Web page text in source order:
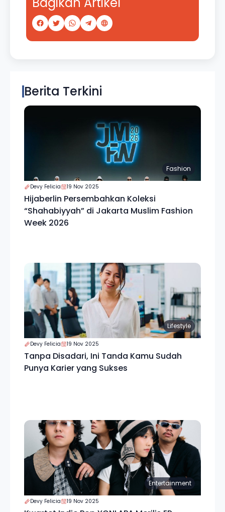
Berita Terkini
Fashion
Devy Felicia 19 Nov 2025
Hijaberlin Persembahkan Koleksi
“Shahabiyyah” di Jakarta Muslim Fashion
Week 2026
Lifestyle
Devy Felicia 19 Nov 2025
Tanpa Disadari, Ini Tanda Kamu Sudah
Punya Karier yang Sukses
Entertainment
Devy Felicia 19 Nov 2025